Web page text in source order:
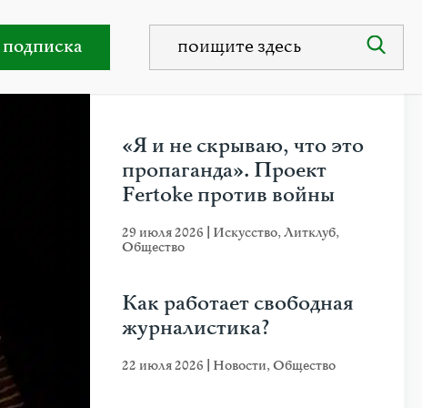
подписка
«Я и не скрываю, что это
пропаганда». Проект
Fertoke против войны
29 июля 2026 Искусство,Литклуб,
Общество
Как работает свободная
журналистика?
22 июля 2026 Новости,Общество